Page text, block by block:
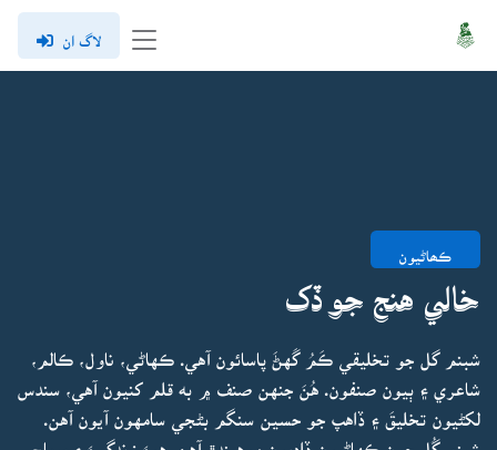
لاگ ان
ڪھاڻيون
خالي هنج جو ڏک
شبنم گل جو تخليقي ڪَمُ گَهڻَ پاسائون آهي. ڪهاڻي، ناول، ڪالم،
شاعري ۽ ٻيون صنفون. هُنَ جنهن صنف ۾ به قلم کنيون آهي، سندس
لکڻيون تخليقَ ۽ ڏاهپ جو حسين سنگم بڻجي سامهون آيون آهن.
شبنم گُل جون ڪهاڻيون ڏاڍيون موهيندڙ آهن. هوءَ زندگيءَ ۽ سماج